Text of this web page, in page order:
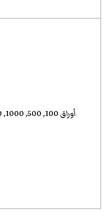
أوراق 100, 500, 1000, 10000 ين ياباني القديمة (الوجه)